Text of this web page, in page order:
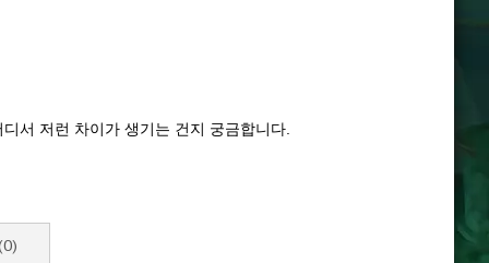
서 저런 차이가 생기는 건지 궁금합니다.